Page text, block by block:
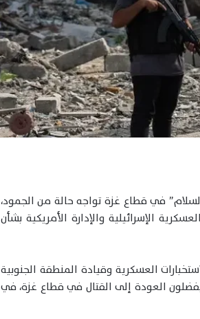
في قطاع غزة تواجه حالة من الجمود،
الإسرائيلية والإدارة الأمريكية بشأن
العسكرية وقيادة المنطقة الجنوبية
العودة إلى القتال في قطاع غزة، في